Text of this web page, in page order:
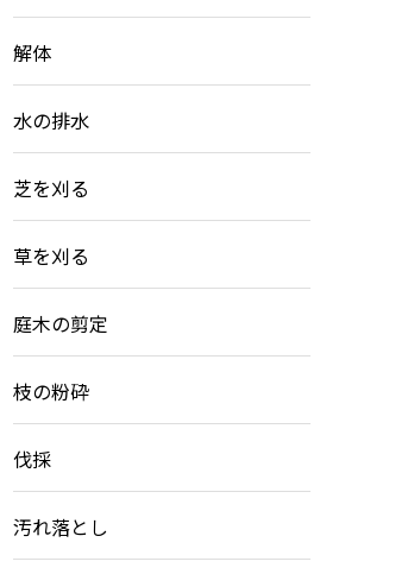
解体
水の排水
芝を刈る
草を刈る
庭木の剪定
枝の粉砕
伐採
汚れ落とし